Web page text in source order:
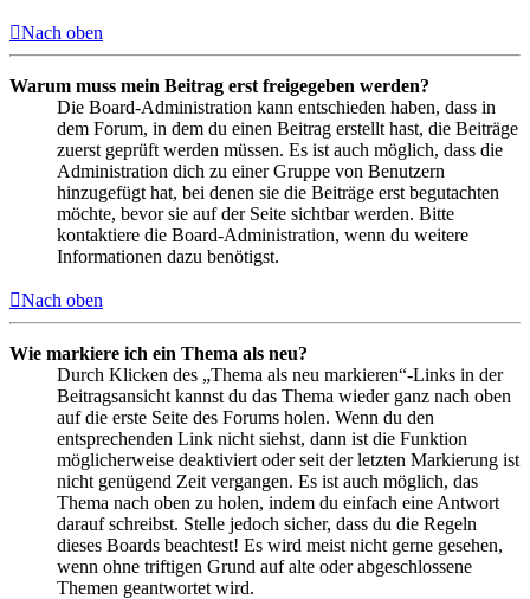
Nach oben
Warum muss mein Beitrag erst freigegeben werden?
Die Board-Administration kann entschieden haben, dass in
dem Forum, in dem du einen Beitrag erstellt hast, die Beiträge
zuerst geprüft werden müssen. Es ist auch möglich, dass die
Administration dich zu einer Gruppe von Benutzern
hinzugefügt hat, bei denen sie die Beiträge erst begutachten
möchte, bevor sie auf der Seite sichtbar werden. Bitte
kontaktiere die Board-Administration, wenn du weitere
Informationen dazu benötigst.
Nach oben
Wie markiere ich ein Thema als neu?
Durch Klicken des „Thema als neu markieren“-Links in der
Beitragsansicht kannst du das Thema wieder ganz nach oben
auf die erste Seite des Forums holen. Wenn du den
entsprechenden Link nicht siehst, dann ist die Funktion
möglicherweise deaktiviert oder seit der letzten Markierung ist
nicht genügend Zeit vergangen. Es ist auch möglich, das
Thema nach oben zu holen, indem du einfach eine Antwort
darauf schreibst. Stelle jedoch sicher, dass du die Regeln
dieses Boards beachtest! Es wird meist nicht gerne gesehen,
wenn ohne triftigen Grund auf alte oder abgeschlossene
Themen geantwortet wird.